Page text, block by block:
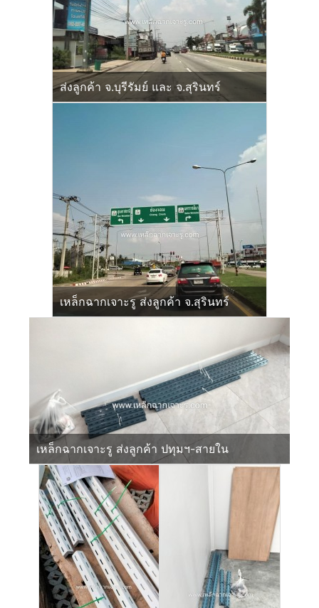
ส่งลูกค้า จ.บุรีรัมย์ และ จ.สุรินทร์
เหล็กฉากเจาะรู ส่งลูกค้า จ.สุรินทร์
เหล็กฉากเจาะรู ส่งลูกค้า ปทุมฯ-สายใน